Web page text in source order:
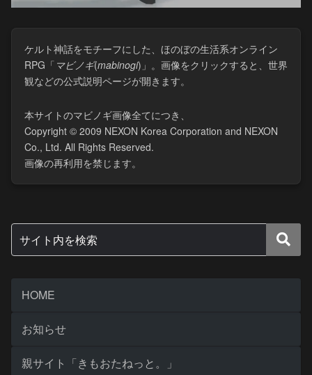
ケルト神話をモチーフにした、ほのぼの生活系オンライン
RPG「 マビノギ(​mabinogi)」。画像をクリックすると、世界
観などの公式説明ページが開きます。
本サイトのマビノギ画像全てにつき、
Copyright © 2009 NEXON Korea Corporation and NEXON
Co., Ltd. All Rights Reserved.
画像の再利用を禁じます。
HOME
お知らせ
親サイト「きもおたねっと。」